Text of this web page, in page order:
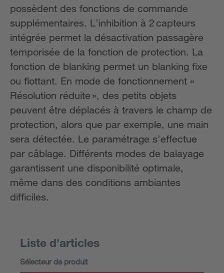
possèdent des fonctions de commande
supplémentaires. L’inhibition à 2 capteurs
intégrée permet la désactivation passagère
temporisée de la fonction de protection. La
fonction de blanking permet un blanking fixe
ou flottant. En mode de fonctionnement «
Résolution réduite », des petits objets
peuvent être déplacés à travers le champ de
protection, alors que par exemple, une main
sera détectée. Le paramétrage s’effectue
par câblage. Différents modes de balayage
garantissent une disponibilité optimale,
même dans des conditions ambiantes
difficiles.
Liste d'articles
Sélecteur de produit